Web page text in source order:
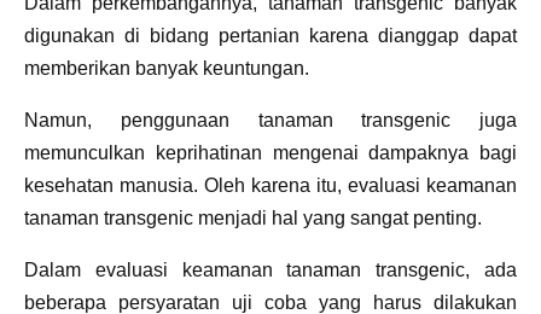
digunakan di bidang pertanian karena dianggap dapat
memberikan banyak keuntungan.
Namun, penggunaan tanaman transgenic juga
memunculkan keprihatinan mengenai dampaknya bagi
kesehatan manusia. Oleh karena itu, evaluasi keamanan
tanaman transgenic menjadi hal yang sangat penting.
Dalam evaluasi keamanan tanaman transgenic, ada
beberapa persyaratan uji coba yang harus dilakukan